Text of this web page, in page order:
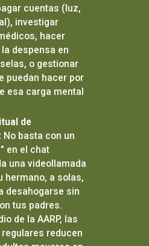
cuentas (luz,
investigar
hacer
despensa en
o gestionar
puedan hacer por
esa carga mental
de
No basta con un
en el chat
una videollamada
hermano, a solas,
desahogarse sin
tus padres.
de la AARP, las
reducen